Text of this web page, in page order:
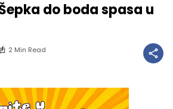
do boda spasa u
2 Min Read